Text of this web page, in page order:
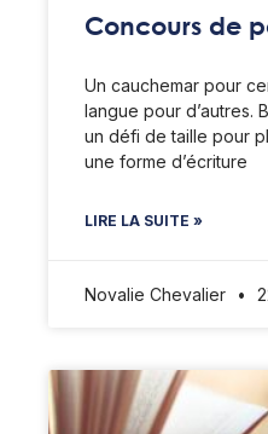
Concours de
Un cauchemar pour
langue pour d’autres.
un défi de taille pour
une forme d’écriture
LIRE LA SUITE »
Novalie Chevalier